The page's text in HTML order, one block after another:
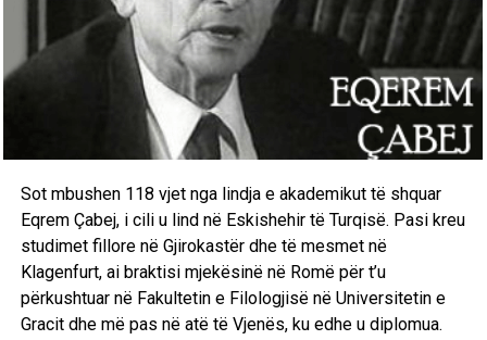
Sot mbushen 118 vjet nga lindja e akademikut të shquar
Eqrem Çabej, i cili u lind në Eskishehir të Turqisë. Pasi kreu
studimet fillore në Gjirokastër dhe të mesmet në
Klagenfurt, ai braktisi mjekësinë në Romë për t’u
përkushtuar në Fakultetin e Filologjisë në Universitetin e
Gracit dhe më pas në atë të Vjenës, ku edhe u diplomua.